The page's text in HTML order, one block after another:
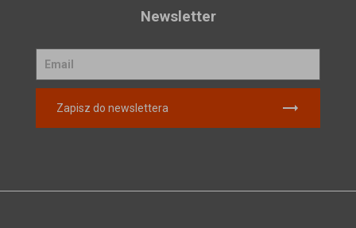
Newsletter
Zapisz do newslettera